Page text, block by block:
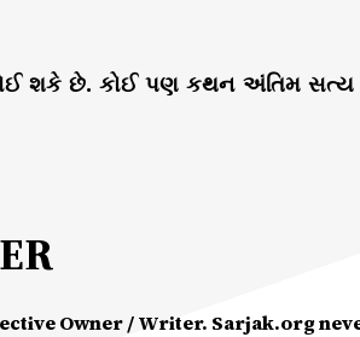
શકે છે. કોઈ પણ કથન અંતિમ સત્ય
Owner / Writer. Sarjak.org